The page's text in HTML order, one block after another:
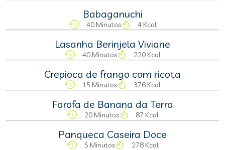
Babaganuchi
40 Minutos 4 Kcal
Lasanha Berinjela Viviane
40 Minutos 220 Kcal
Crepioca de frango com ricota
15 Minutos 376 Kcal
Farofa de Banana da Terra
20 Minutos 87 Kcal
Panqueca Caseira Doce
5 Minutos 278 Kcal